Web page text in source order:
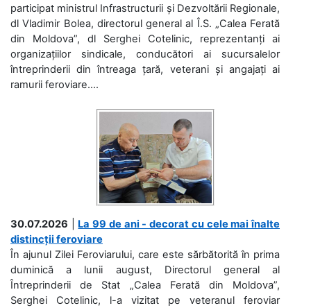
participat ministrul Infrastructurii și Dezvoltării Regionale,
dl Vladimir Bolea, directorul general al Î.S. „Calea Ferată
din Moldova”, dl Serghei Cotelinic, reprezentanți ai
organizațiilor sindicale, conducători ai sucursalelor
întreprinderii din întreaga țară, veterani și angajați ai
ramurii feroviare....
30.07.2026
La 99 de ani - decorat cu cele mai înalte
distincții feroviare
În ajunul Zilei Feroviarului, care este sărbătorită în prima
duminică a lunii august, Directorul general al
Întreprinderii de Stat „Calea Ferată din Moldova”,
Serghei Cotelinic, l-a vizitat pe veteranul feroviar